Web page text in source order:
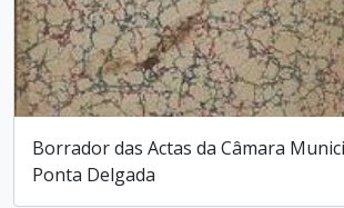
Borrador das Actas da Câmara
Ponta Delgada